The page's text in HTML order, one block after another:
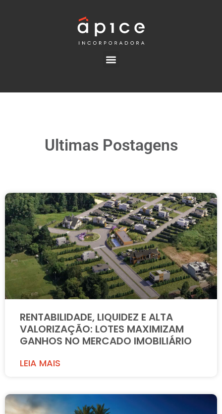
Ultimas Postagens
RENTABILIDADE, LIQUIDEZ E ALTA
VALORIZAÇÃO: LOTES MAXIMIZAM
GANHOS NO MERCADO IMOBILIÁRIO
LEIA MAIS